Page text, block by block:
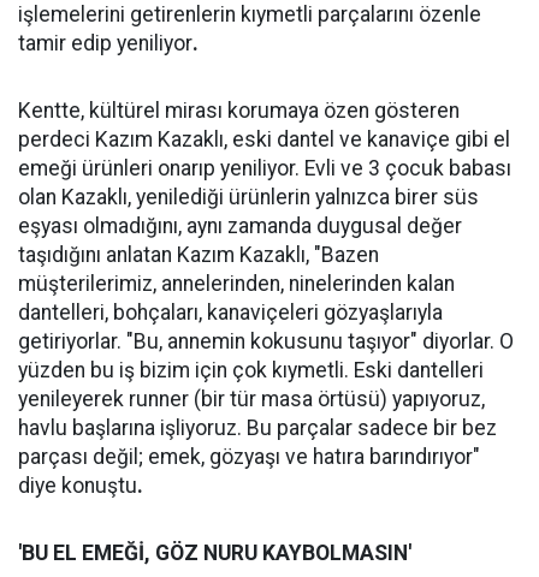
işlemelerini getirenlerin kıymetli parçalarını özenle
tamir edip yeniliyor.
Kentte, kültürel mirası korumaya özen gösteren
perdeci Kazım Kazaklı, eski dantel ve kanaviçe gibi el
emeği ürünleri onarıp yeniliyor. Evli ve 3 çocuk babası
olan Kazaklı, yenilediği ürünlerin yalnızca birer süs
eşyası olmadığını, aynı zamanda duygusal değer
taşıdığını anlatan Kazım Kazaklı, "Bazen
müşterilerimiz, annelerinden, ninelerinden kalan
dantelleri, bohçaları, kanaviçeleri gözyaşlarıyla
getiriyorlar. "Bu, annemin kokusunu taşıyor" diyorlar. O
yüzden bu iş bizim için çok kıymetli. Eski dantelleri
yenileyerek runner (bir tür masa örtüsü) yapıyoruz,
havlu başlarına işliyoruz. Bu parçalar sadece bir bez
parçası değil; emek, gözyaşı ve hatıra barındırıyor"
diye konuştu.
'BU EL EMEĞİ, GÖZ NURU KAYBOLMASIN'